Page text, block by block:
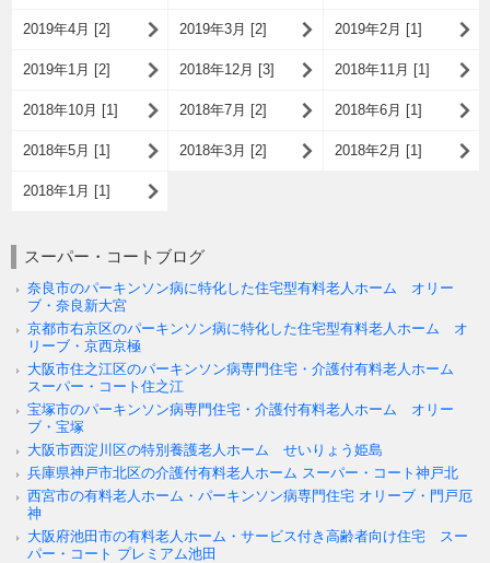
2019年4月 [2] 2019年3月 [2] 2019年2月 [1]
2019年1月 [2] 2018年12月 [3] 2018年11月 [1]
2018年10月 [1] 2018年7月 [2] 2018年6月 [1]
2018年5月 [1] 2018年3月 [2] 2018年2月 [1]
2018年1月 [1]
スーパー・コートブログ
奈良市のパーキンソン病に特化した住宅型有料老人ホーム オリー
ブ・奈良新大宮
京都市右京区のパーキンソン病に特化した住宅型有料老人ホーム オ
リーブ・京西京極
大阪市住之江区のパーキンソン病専門住宅・介護付有料老人ホーム
スーパー・コート住之江
宝塚市のパーキンソン病専門住宅・介護付有料老人ホーム オリー
ブ・宝塚
大阪市西淀川区の特別養護老人ホーム せいりょう姫島
兵庫県神戸市北区の介護付有料老人ホーム スーパー・コート神戸北
西宮市の有料老人ホーム・パーキンソン病専門住宅 オリーブ・門戸厄
神
大阪府池田市の有料老人ホーム・サービス付き高齢者向け住宅 スー
パー・コート プレミアム池田